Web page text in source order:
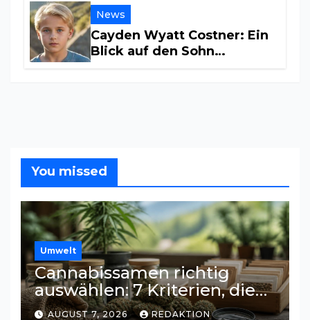
News
Cayden Wyatt Costner: Ein
Blick auf den Sohn
You missed
Umwelt
Cannabissamen richtig
auswählen: 7 Kriterien, die
beim Vergleich helfen
AUGUST 7, 2026 REDAKTION